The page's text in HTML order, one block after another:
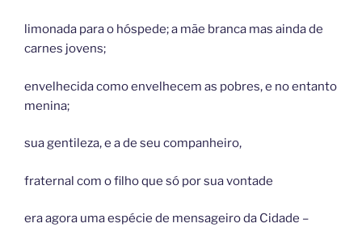
limonada para o hóspede; a mãe branca mas ainda de
carnes jovens;
envelhecida como envelhecem as pobres, e no entanto
menina;
sua gentileza, e a de seu companheiro,
fraternal com o filho que só por sua vontade
era agora uma espécie de mensageiro da Cidade –